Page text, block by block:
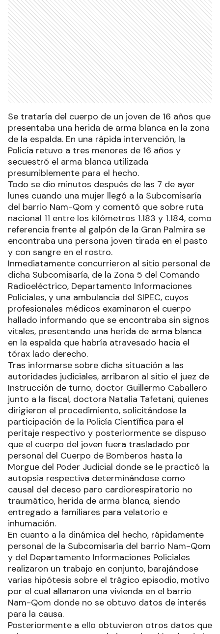
Se trataría del cuerpo de un joven de 16 años que
presentaba una herida de arma blanca en la zona
de la espalda. En una rápida intervención, la
Policía retuvo a tres menores de 16 años y
secuestró el arma blanca utilizada
presumiblemente para el hecho.
Todo se dio minutos después de las 7 de ayer
lunes cuando una mujer llegó a la Subcomisaría
del barrio Nam-Qom y comentó que sobre ruta
nacional 11 entre los kilómetros 1.183 y 1.184, como
referencia frente al galpón de la Gran Palmira se
encontraba una persona joven tirada en el pasto
y con sangre en el rostro.
Inmediatamente concurrieron al sitio personal de
dicha Subcomisaría, de la Zona 5 del Comando
Radioeléctrico, Departamento Informaciones
Policiales, y una ambulancia del SIPEC, cuyos
profesionales médicos examinaron el cuerpo
hallado informando que se encontraba sin signos
vitales, presentando una herida de arma blanca
en la espalda que habría atravesado hacia el
tórax lado derecho.
Tras informarse sobre dicha situación a las
autoridades judiciales, arribaron al sitio el juez de
Instrucción de turno, doctor Guillermo Caballero
junto a la fiscal, doctora Natalia Tafetani, quienes
dirigieron el procedimiento, solicitándose la
participación de la Policía Científica para el
peritaje respectivo y posteriormente se dispuso
que el cuerpo del joven fuera trasladado por
personal del Cuerpo de Bomberos hasta la
Morgue del Poder Judicial donde se le practicó la
autopsia respectiva determinándose como
causal del deceso paro cardiorespiratorio no
traumático, herida de arma blanca, siendo
entregado a familiares para velatorio e
inhumación.
En cuanto a la dinámica del hecho, rápidamente
personal de la Subcomisaría del barrio Nam-Qom
y del Departamento Informaciones Policiales
realizaron un trabajo en conjunto, barajándose
varias hipótesis sobre el trágico episodio, motivo
por el cual allanaron una vivienda en el barrio
Nam-Qom donde no se obtuvo datos de interés
para la causa.
Posteriormente a ello obtuvieron otros datos que